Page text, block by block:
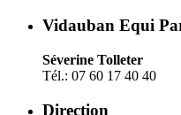
Vidauban Equi
Séverine Tolleter
Tél.: 07 60 17 40 40
Direction